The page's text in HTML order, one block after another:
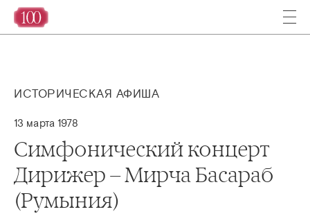
ИСТОРИЧЕСКАЯ АФИША
13 марта 1978
Симфонический концерт
Дирижер – Мирча Басараб
(Румыния)